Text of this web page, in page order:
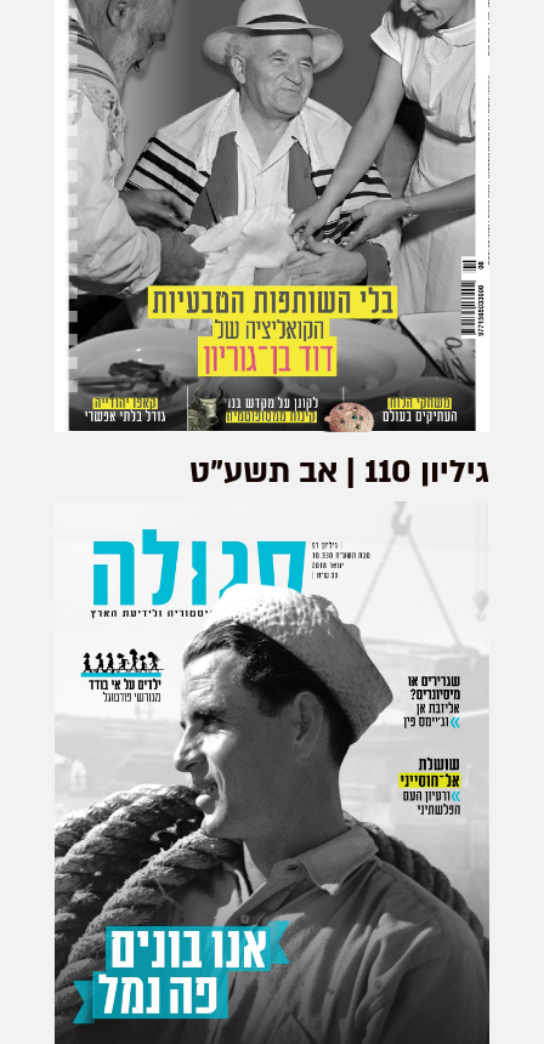
גיליון 110 | אב תשע"ט